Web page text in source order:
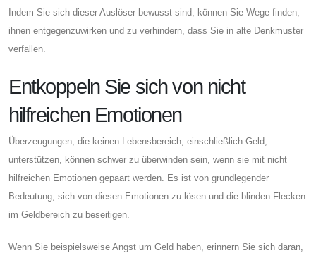
Indem Sie sich dieser Auslöser bewusst sind, können Sie Wege finden,
ihnen entgegenzuwirken und zu verhindern, dass Sie in alte Denkmuster
verfallen.
Entkoppeln Sie sich von nicht
hilfreichen Emotionen
Überzeugungen, die keinen Lebensbereich, einschließlich Geld,
unterstützen, können schwer zu überwinden sein, wenn sie mit nicht
hilfreichen Emotionen gepaart werden. Es ist von grundlegender
Bedeutung, sich von diesen Emotionen zu lösen und die blinden Flecken
im Geldbereich zu beseitigen.
Wenn Sie beispielsweise Angst um Geld haben, erinnern Sie sich daran,